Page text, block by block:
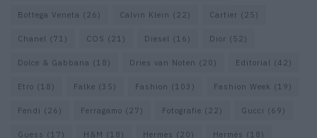
Bottega Veneta (26) Calvin Klein (22) Cartier (25)
Chanel (71) COS (21) Diesel (16) Dior (52)
Dolce & Gabbana (18) Dries van Noten (20) Editorial (42)
Etro (18) Falke (35) Fashion (103) Fashion Week (19)
Fendi (26) Ferragamo (27) Fotografie (22) Gucci (69)
Guess (17) H&M (18) Hermes (20) Hermès (18)